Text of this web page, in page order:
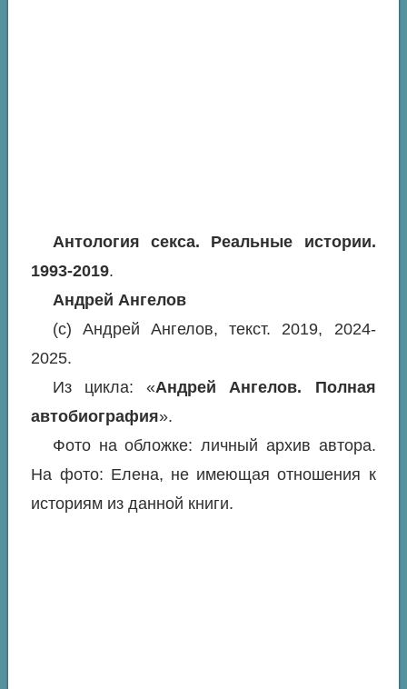
Антология секса. Реальные истории.
1993-2019.
Андрей Ангелов
(с) Андрей Ангелов, текст. 2019, 2024-
2025.
Из цикла: «Андрей Ангелов. Полная
автобиография».
Фото на обложке: личный архив автора.
На фото: Елена, не имеющая отношения к
историям из данной книги.